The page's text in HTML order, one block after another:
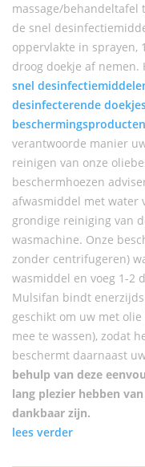
massage/behandeltafel
de snel
oppervlakte in sprayen,
droog doekje af
snel
desinfecterende
beschermingsproducten
verantwoorde manier
reinigen van onze
beschermhoezen
afwasmiddel met water
grondige reiniging van
wasmachine. Onze
zonder centrifugeren)
wasmiddel en voeg 1-2
Mulsifan bindt
geschikt om uw met
mee te wassen), zodat
beschermt daarnaast
behulp van deze
lang plezier hebben
dankbaar zijn.
lees verder